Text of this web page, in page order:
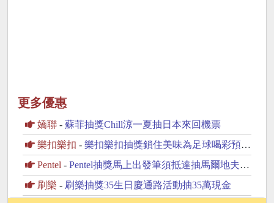
更多優惠
嬌聯 - 蘇菲抽獎Chill涼一夏抽日本來回機票
樂扣樂扣 - 樂扣樂扣抽獎鎖住美味為足球喝彩預測冠軍抽16888元現金
Pentel - Pentel抽獎馬上出發筆須抵達抽馬爾地夫雙人來回機票
刷樂 - 刷樂抽獎35生日慶通路活動抽35萬現金